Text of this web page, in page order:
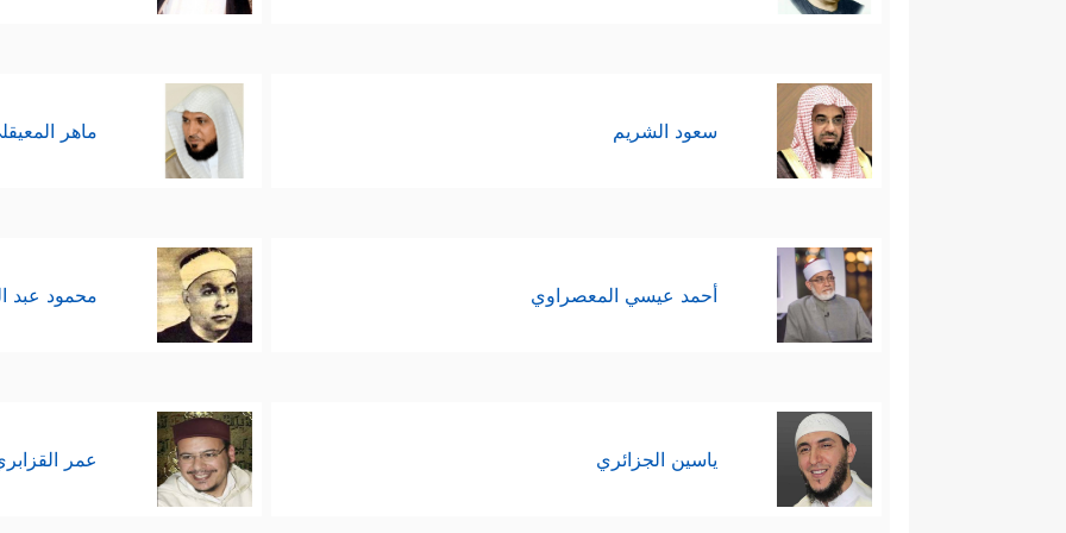
والوثنيَّة، كما نراه من أعمالٍ خيريَّةٍ تقوم بها مؤسسات تنصيريَّة تُزيِّن للناس عقيدة
مفتاحُ الهداية، والخطوة الأولى في الافتِراق عن سُبُل الغواية.
سادسًا: يزيح القرآن مخاوف الناس بانتقاص الأمن أو انتقاص الرزق إن هم اتبعوا
فِی ذَ ٰ⁠لِكَ لَـَٔایَـٰتࣲ لِّقَوۡمࣲ یُؤۡمِنُونَ﴾
سابعًا: يدعو القرآن جميعَ الناس إلى التوبة والإنابة؛ فرحمةُ الله أوسع من أن تضِيق
ٱلۡغَفُورُ ٱلرَّحِیمُ
وَأَنِیبُوۤاْ إِلَىٰ رَبِّكُمۡ وَأَسۡلِمُواْ لَهُۥ مِن قَبۡلِ أَن یَأۡتِیَكُمُ ٱلۡعَذَابُ ثُمَّ لَا تُنصَرُونَ﴾
فلا يأس مع الإيمان، والله لا تنفعه طاعتنا، ولا تضره معصيتنا، وإنّما هو الامتحان
سعود الشريم ماهر
أحمد عيسي المعصراوي محمود عبد
ياسين الجزائري عمر